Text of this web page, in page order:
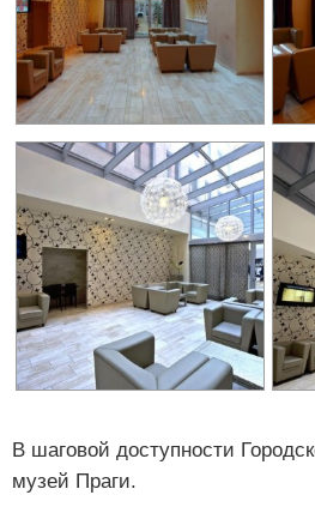
В шаговой доступности
музей Праги.